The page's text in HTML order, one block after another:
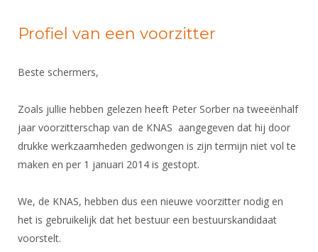
Profiel van een voorzitter
Beste schermers,
Zoals jullie hebben gelezen heeft Peter Sorber na tweeënhalf
jaar voorzitterschap van de KNAS aangegeven dat hij door
drukke werkzaamheden gedwongen is zijn termijn niet vol te
maken en per 1 januari 2014 is gestopt.
We, de KNAS, hebben dus een nieuwe voorzitter nodig en
het is gebruikelijk dat het bestuur een bestuurskandidaat
voorstelt.